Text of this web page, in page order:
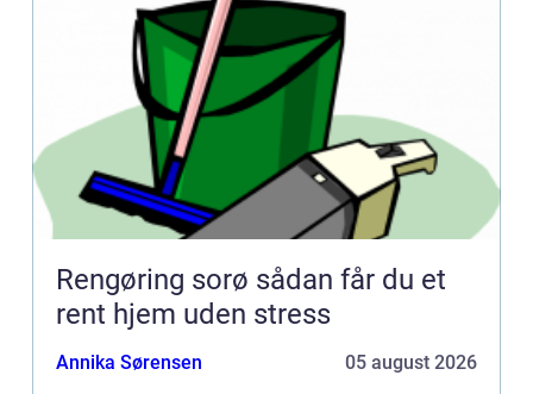
Rengøring sorø sådan får du et
rent hjem uden stress
Annika Sørensen 05 august 2026